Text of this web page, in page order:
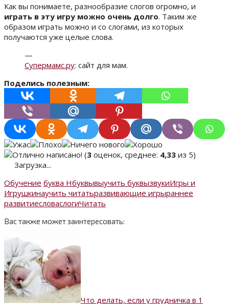
Как вы понимаете, разнообразие слогов огромно, и
играть в эту игру можно очень долго. Таким же
образом играть можно и со слогами, из которых
получаются уже целые слова.
—
Супермамс.ру: сайт для мам.
Поделись полезным:
(3 оценок, среднее: 4,33 из 5)
Загрузка...
Обучение буква Нбуквывыучить буквызвукиИгры и
Игрушкинаучить читатьразвивающие игрыраннее
развитиесловаслогиЧитать
Вас также может заинтересовать:
Что делать, если у грудничка в 1